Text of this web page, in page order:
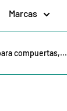
Marcas
compuertas,...